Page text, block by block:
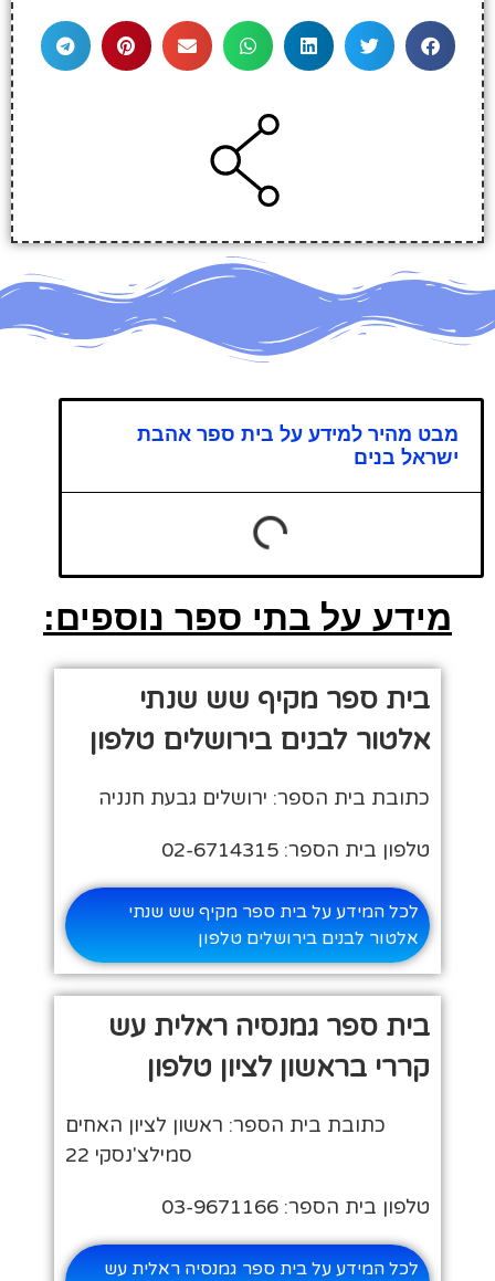
מבט מהיר למידע על בית ספר אהבת
ישראל בנים
מידע על בתי ספר נוספים:
בית ספר מקיף שש שנתי
אלטור לבנים בירושלים טלפון
כתובת בית הספר: ירושלים גבעת חנניה
טלפון בית הספר: 02-6714315
לכל המידע על בית ספר מקיף שש שנתי
אלטור לבנים בירושלים טלפון
בית ספר גמנסיה ראלית עש
קררי בראשון לציון טלפון
כתובת בית הספר: ראשון לציון האחים
סמילצ'נסקי 22
טלפון בית הספר: 03-9671166
לכל המידע על בית ספר גמנסיה ראלית עש